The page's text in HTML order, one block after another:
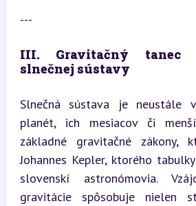
---
III. Gravitačný tanec
slnečnej sústavy
Slnečná sústava je neustále
planét, ich mesiacov či
základné gravitačné zákony,
Johannes Kepler, ktorého
slovenskí astronómovia.
gravitácie spôsobuje nielen